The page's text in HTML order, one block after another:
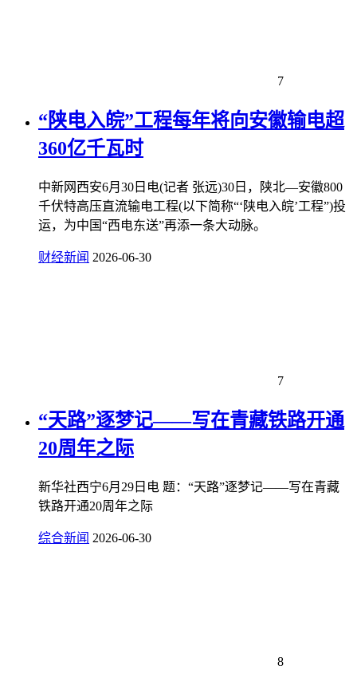
7
“陕电入皖”工程每年将向安徽输电超
360亿千瓦时
中新网西安6月30日电(记者 张远)30日，陕北—安徽800
千伏特高压直流输电工程(以下简称“‘陕电入皖’工程”)投
运，为中国“西电东送”再添一条大动脉。
财经新闻 2026-06-30
7
“天路”逐梦记——写在青藏铁路开通
20周年之际
新华社西宁6月29日电 题：“天路”逐梦记——写在青藏
铁路开通20周年之际
综合新闻 2026-06-30
8